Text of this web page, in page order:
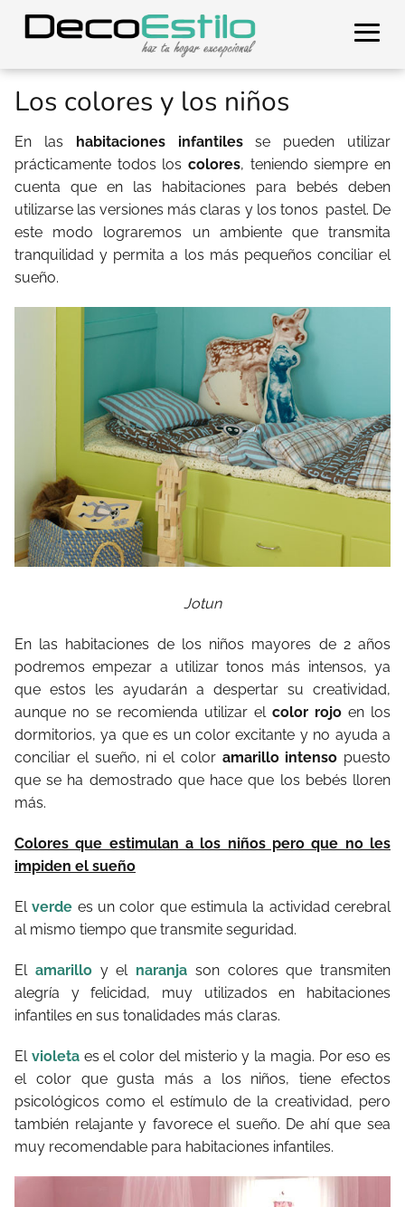
Los colores y los niños
En las habitaciones infantilesse pueden utilizar
prácticamente todos los colores, teniendo siempre en
cuenta que en las habitaciones para bebés deben
utilizarse las versiones más claras y los tonos pastel. De
este modo lograremos un ambiente que transmita
tranquilidad y permita a los más pequeños conciliar el
sueño.
Jotun
En las habitaciones de los niños mayores de 2 años
podremos empezar a utilizar tonos más intensos, ya
que estos les ayudarán a despertar su creatividad,
aunque no se recomienda utilizar el color rojo en los
dormitorios, ya que es un color excitante y no ayuda a
conciliar el sueño, ni el color amarillo intenso puesto
que se ha demostrado que hace que los bebés lloren
más.
Colores que estimulan a los niños pero que no les
impiden el sueño
Elverde es un color que estimula la actividad cerebral
al mismo tiempo que transmite seguridad.
El amarilloy el naranja son colores que transmiten
alegría y felicidad, muy utilizados en habitaciones
infantiles en sus tonalidades más claras.
El violetaes el color del misterio y la magia. Por eso es
el color que gusta más a los niños, tiene efectos
psicológicos como el estímulo de la creatividad, pero
también relajante y favorece el sueño. De ahí que sea
muy recomendable para habitaciones infantiles.